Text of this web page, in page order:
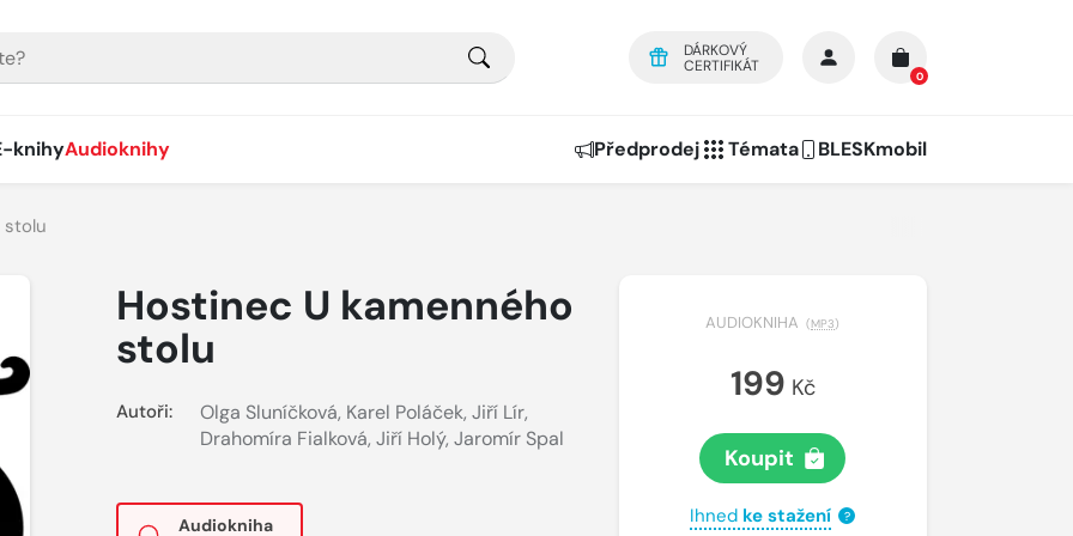
DÁRKOVÝ
CERTIFIKÁT
0
knihyAudioknihy Předprodej Témata BLESKmobil
stolu
Hostinec U kamenného
stolu
Autoři: Olga Sluníčková, Karel Poláček, Jiří Lír,
Drahomíra Fialková, Jiří Holý, Jaromír Spal
Audiokniha
AUDIOKNIHA (MP3)
199 Kč
Koupit
Ihned ke stažení ?